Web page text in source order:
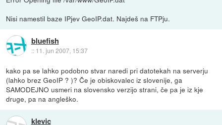
Nisi namestil baze IPjev GeoIP.dat. Najdeš na FTPju.
bluefish
:: 11. jun 2007, 15:37
kako pa se lahko podobno stvar naredi pri datotekah na serverju
(lahko brez GeoIP ? )? Če je obiskovalec iz slovenije, ga
SAMODEJNO usmeri na slovensko verzijo strani, če pa je iz kje
druge, pa na angleško.
klevic